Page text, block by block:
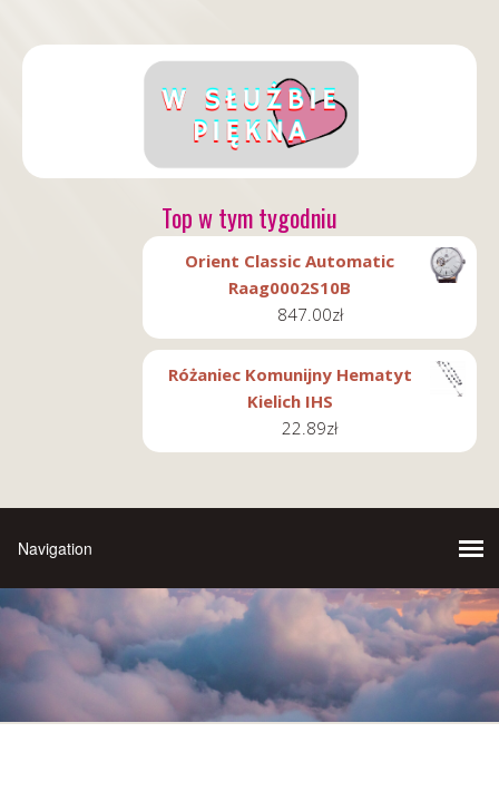
Top w tym tygodniu
Orient Classic Automatic
Raag0002S10B
847.00zł
Różaniec Komunijny Hematyt
Kielich IHS
22.89zł